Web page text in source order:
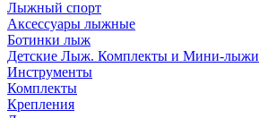
Лыжный спорт
Аксессуары лыжные
Ботинки лыж
Детские Лыж. Комплекты и Мини-лыжи
Инструменты
Комплекты
Крепления